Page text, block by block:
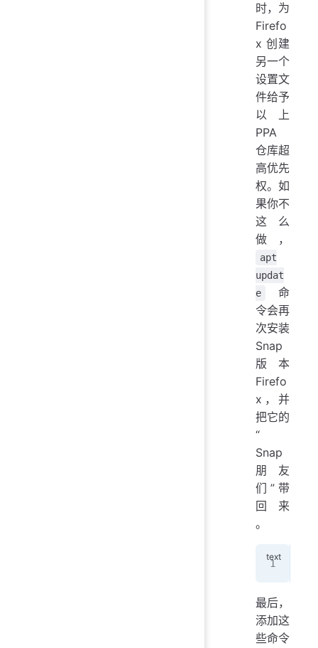
时，为
Firefo
x 创建
另一个
设置文
件给予
以上
PPA
仓库超
高优先
权。如
果你不
这么
做，
apt
updat
e
命
令会再
次安装
Snap
版本
Firefo
x，并
把它的
“
Snap
朋友
们”带
回来
。
最后，
添加这
些命令